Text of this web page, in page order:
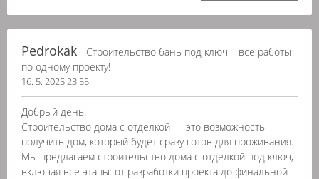
Pedrokak - Строительство бань под ключ – все работы
по одному проекту!
16. 5. 2025 23:55
Добрый день!
Строительство дома с отделкой — это возможность
получить дом, который будет сразу готов для проживания.
Мы предлагаем строительство дома с отделкой под ключ,
включая все этапы: от разработки проекта до финальной